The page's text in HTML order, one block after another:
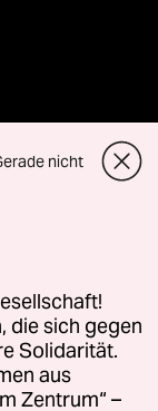
für Genehmigungen
Richtlinien
nicht
die sich gegen
Solidarität.
aus
Zentrum“ –